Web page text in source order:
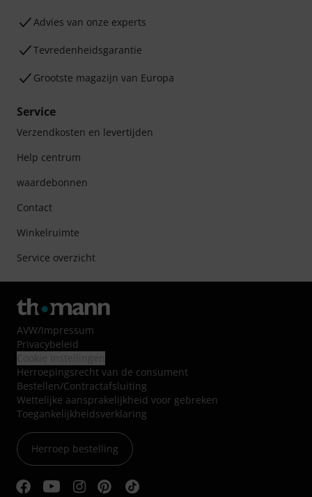
Advies van onze experts
Tevredenheidsgarantie
Grootste magazijn van Europa
Service
Verzendkosten en levertijden
Help centrum
waardebonnen
Contact
Winkelruimte
Service overzicht
AVW/Impressum
Privacybeleid
Herroepingsrecht van de consument
Bestellen/Contractafsluiting
Wettelijke aansprakelijkheid voor gebreken
Toegankelijkheidsverklaring
Herroep bestelling